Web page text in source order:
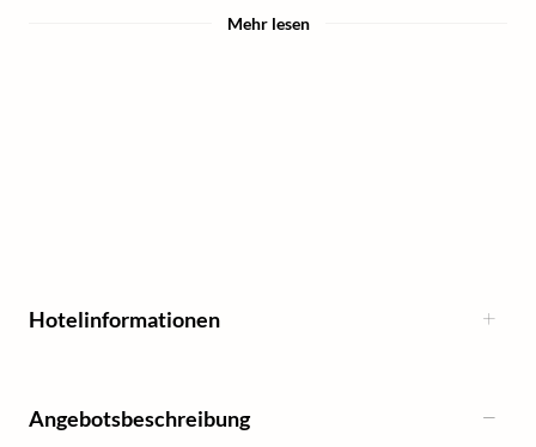
Mehr lesen
Hotelinformationen
Angebotsbeschreibung